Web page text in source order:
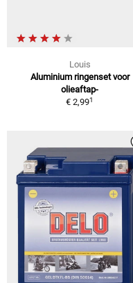
Louis
Aluminium ringenset voor
olieaftap-
€ 2,991